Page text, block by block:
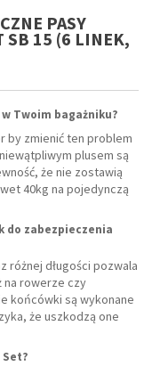
PASY
SB 15 (6 LINEK,
Twoim bagażniku?
by zmienić ten problem
plusem są
że nie zostawią
40kg na pojedynczą
do zabezpieczenia
różnej długości pozwala
na rowerze czy
końcówki są wykonane
że uszkodzą one
Set?